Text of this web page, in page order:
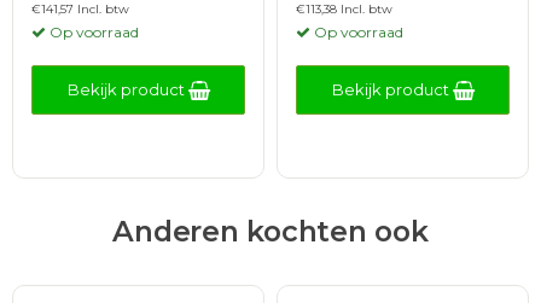
€141,57 Incl. btw
Op voorraad
Bekijk product
€113,38 Incl. btw
Op voorraad
Bekijk product
Anderen kochten ook